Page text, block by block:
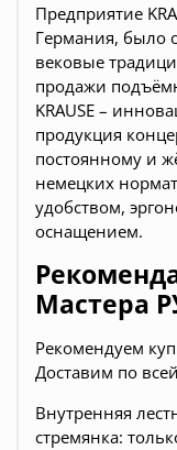
Предприятие
Германия, было
вековые
продажи
KRAUSE –
продукция
постоянному и
немецких
удобством,
оснащением.
Мастера
Рекомендуем
Доставим по
Внутренняя
стремянка: